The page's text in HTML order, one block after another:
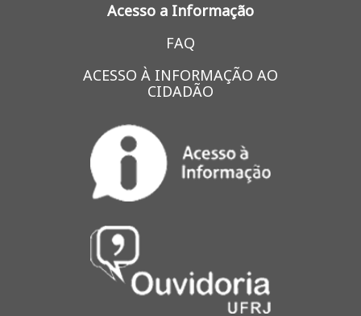
Acesso a Informação
FAQ
ACESSO À INFORMAÇÃO AO
CIDADÃO